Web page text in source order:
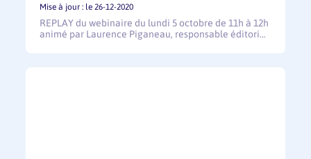
Mise à jour : le 26-12-2020
REPLAY du webinaire du lundi 5 octobre de 11h à 12h
animé par Laurence Piganeau, responsable éditori…